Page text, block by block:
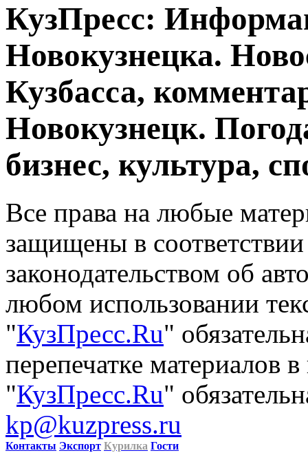
КузПресс:
Новокузнецка.
Кузбасса,
Новокузнецк.
бизнес, культура,
Все права на любые
защищены в
законодательством об
любом использовании
"КузПресс.Ru"
перепечатке материалов
"КузПресс.Ru"
kp@kuzpress.ru
Контакты Экспорт Курилка Гости